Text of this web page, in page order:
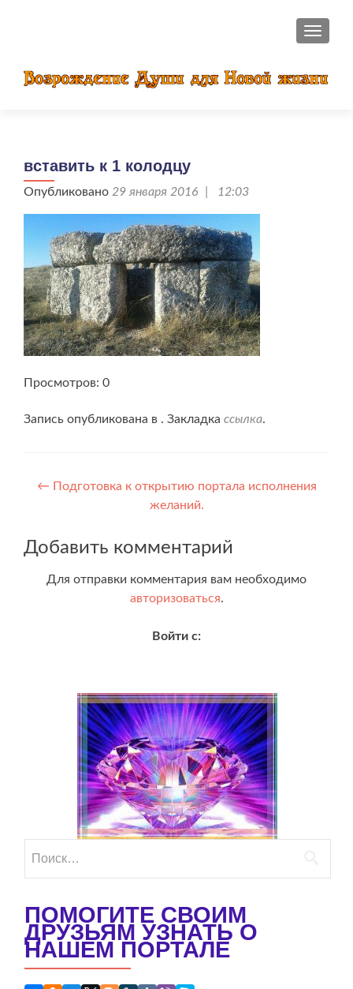
вставить к 1 колодцу
Опубликовано 29 января 2016 | 12:03
Просмотров: 0
Запись опубликована в . Закладка ссылка.
Навигация
записям
← Подготовка к открытию портала исполнения
желаний.
Добавить комментарий
Для отправки комментария вам необходимо
авторизоваться.
Войти с:
ПОМОГИТЕ СВОИМ
ДРУЗЬЯМ УЗНАТЬ О
НАШЕМ ПОРТАЛЕ